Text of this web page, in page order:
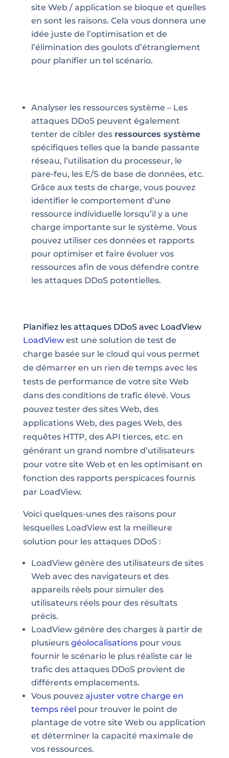
site Web / application se bloque et quelles
en sont les raisons. Cela vous donnera une
idée juste de l’optimisation et de
l’élimination des goulots d’étranglement
pour planifier un tel scénario.
Analyser les ressources système – Les
attaques DDoS peuvent également
tenter de cibler des ressources système
spécifiques telles que la bande passante
réseau, l’utilisation du processeur, le
pare-feu, lesE/S de base de données, etc.
Grâce aux tests de charge, vous pouvez
identifier le comportement d’une
ressource individuelle lorsqu’il y a une
charge importante sur le système. Vous
pouvez utiliser ces données et rapports
pour optimiser et faire évoluer vos
ressources afin de vous défendre contre
les attaques DDoS potentielles.
Planifiez les attaques DDoS avec LoadView
LoadViewest une solution de test de
charge basée sur le cloud qui vous permet
de démarrer en un rien de temps avec les
tests de performance de votre site Web
dans des conditions de trafic élevé. Vous
pouvez tester des sites Web, des
applications Web, des pages Web, des
requêtes HTTP, des API tierces, etc. en
générant un grand nombre d’utilisateurs
pour votre site Web et en les optimisant en
fonction desrapports perspicaces fournis
par LoadView.
Voici quelques-unes des raisons pour
lesquelles LoadView est la meilleure
solution pour les attaques DDoS:
LoadView génère des utilisateurs de sites
Web avec des navigateurs et des
appareils réels pour simuler des
utilisateurs réels pour des résultats
précis.
LoadView génère des charges à partir de
plusieurs géolocalisationspour vous
fournir le scénario le plus réaliste car le
trafic des attaques DDoS provient de
différents emplacements.
Vous pouvez ajuster votre charge en
temps réel pour trouver le point de
plantage de votre site Web ou application
et déterminer la capacité maximale de
vos ressources.